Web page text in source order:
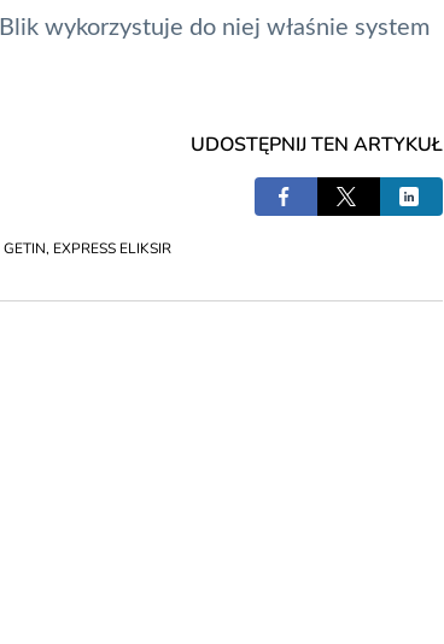
Blik wykorzystuje do niej właśnie system
UDOSTĘPNIJ TEN ARTYKUŁ
GETIN, EXPRESS ELIKSIR